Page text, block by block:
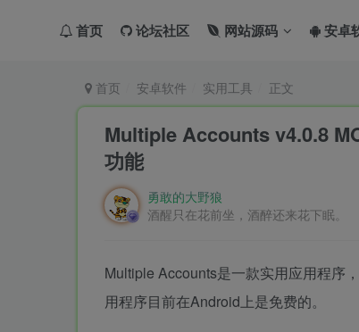
首页 论坛社区 网站源码 安卓
首页 安卓软件 实用工具 正文
Multiple Accounts v4.0.8
功能
勇敢的大野狼
酒醒只在花前坐，酒醉还来花下眠。
Multiple Accounts是一款实用应用程序
用程序目前在Android上是免费的。